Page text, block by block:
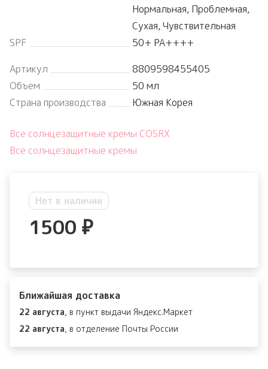
Нормальная, Проблемная,
Сухая, Чувствительная
SPF
50+ PA++++
Артикул
8809598455405
Объем
50 мл
Страна производства
Южная Корея
Все солнцезащитные кремы COSRX
Все солнцезащитные кремы
Нет в наличии
1500 ₽
Ближайшая доставка
22 августа, в пункт выдачи Яндекс.Маркет
22 августа, в отделение Почты России